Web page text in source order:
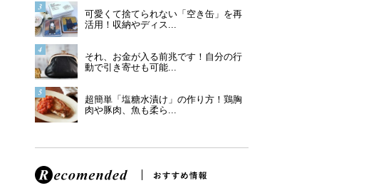
可愛くて捨てられない「空き缶」を再
活用！収納やディス...
それ、お金が入る前兆です！自分の行
動で引き寄せも可能...
超簡単「塩糖水漬け」の作り方！鶏胸
肉や豚肉、魚も柔ら...